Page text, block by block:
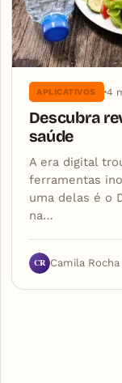
APLICATIVOS 4
Descubra
saúde
A era digital
ferramentas
uma delas é o
na…
CR Camila Rocha